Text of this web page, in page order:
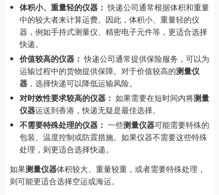
体积小、重量轻的仪器： 快递公司通常根据体积和重量
中的较大者来计算运费。因此，体积小、重量轻的仪
器，例如手持式测量仪、精密电子元件等，更适合选择
快递。
价值较高的仪器： 快递公司通常提供保险服务，可以为
运输过程中的货物提供保障。对于价值较高的测量仪
器 ，选择快递可以降低运输风险。
对时效性要求较高的仪器： 如果需要在短时间内将测量
仪器运送到香港，快递无疑是最佳选择。
不需要特殊处理的仪器： 一些测量仪器可能需要特殊的
包装、温度控制或防震措施。如果仪器不需要这些特殊
处理，则更适合选择快递。
如果测量仪器体积较大、重量较重，或者需要特殊处理，
则可能更适合选择空运或海运。